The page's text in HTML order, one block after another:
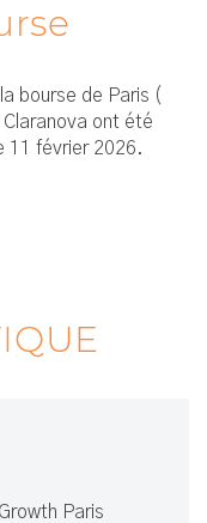
bourse de Paris (
ont été
11 février 2026.
Paris